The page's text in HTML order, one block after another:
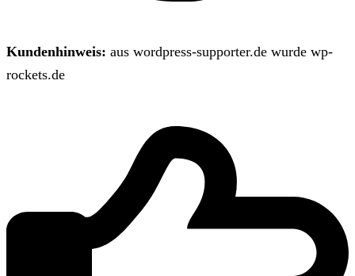
Kundenhinweis: aus wordpress-supporter.de wurde wp-
rockets.de